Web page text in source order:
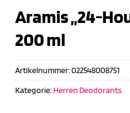
Aramis „24-
200 ml
Artikelnummer:022548008751
Kategorie: Herren Deodorants